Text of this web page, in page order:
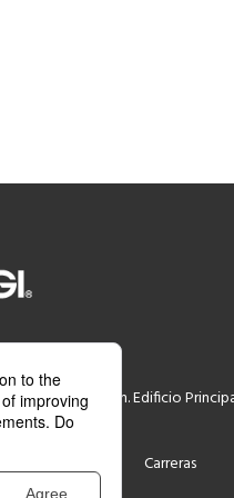
Argentina, s/n. Edificio
Carreras